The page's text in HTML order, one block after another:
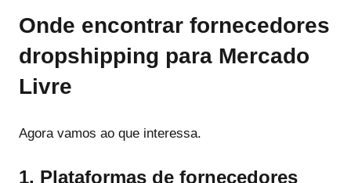
Onde encontrar fornecedores
dropshipping para Mercado
Livre
Agora vamos ao que interessa.
1. Plataformas de fornecedores